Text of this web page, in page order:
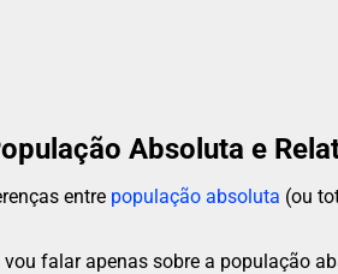
Absoluta e
entre população absoluta (ou
vou falar apenas sobre a população